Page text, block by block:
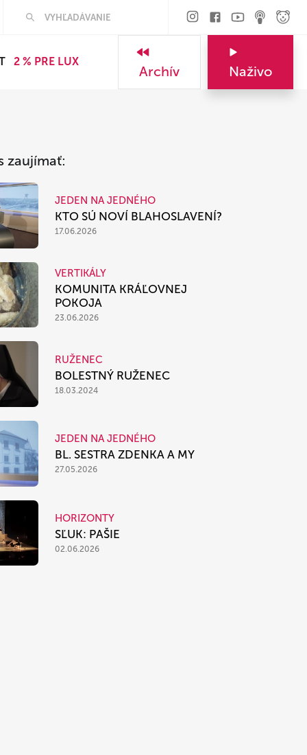
2 % PRE LUX
Archív Naživo
zaujímať:
JEDEN NA JEDNÉHO
KTO SÚ NOVÍ BLAHOSLAVENÍ?
17.06.2026
VERTIKÁLY
KOMUNITA KRÁĽOVNEJ
POKOJA
23.06.2026
RUŽENEC
BOLESTNÝ RUŽENEC
18.03.2024
JEDEN NA JEDNÉHO
BL. SESTRA ZDENKA A MY
27.05.2026
HORIZONTY
SĽUK: PAŠIE
02.06.2026